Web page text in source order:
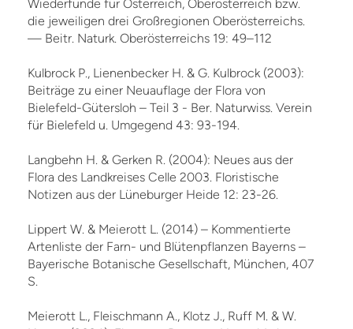
Wiederfunde für Österreich, Oberösterreich bzw.
die jeweiligen drei Großregionen Oberösterreichs.
— Beitr. Naturk. Oberösterreichs 19: 49–112
Kulbrock P., Lienenbecker H. & G. Kulbrock (2003):
Beiträge zu einer Neuauflage der Flora von
Bielefeld-Gütersloh – Teil 3 - Ber. Naturwiss. Verein
für Bielefeld u. Umgegend 43: 93-194.
Langbehn H. & Gerken R. (2004): Neues aus der
Flora des Landkreises Celle 2003. Floristische
Notizen aus der Lüneburger Heide 12: 23-26.
Lippert W. & Meierott L. (2014) – Kommentierte
Artenliste der Farn- und Blütenpflanzen Bayerns –
Bayerische Botanische Gesellschaft, München, 407
S.
Meierott L., Fleischmann A., Klotz J., Ruff M. & W.